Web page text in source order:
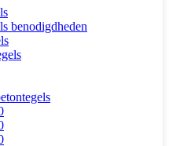
benodigdheden